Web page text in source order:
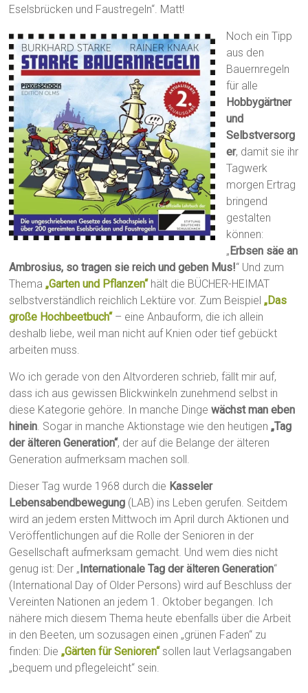
Eselsbrücken und Faustregeln“. Matt!
Noch ein Tipp
aus den
Bauernregeln
für alle
Hobbygärtner
und
Selbstversorg
er, damit sie ihr
Tagwerk
morgen Ertrag
bringend
gestalten
können:
„Erbsen säe an
Ambrosius, so tragen sie reich und geben Mus!“ Und zum
Thema„Garten und Pflanzen“hält die BÜCHER-HEIMAT
selbstverständlich reichlich Lektüre vor. Zum Beispiel„Das
große Hochbeetbuch“– eine Anbauform, die ich allein
deshalb liebe, weil man nicht auf Knien oder tief gebückt
arbeiten muss.
Wo ich gerade von den Altvorderen schrieb, fällt mir auf,
dass ich aus gewissen Blickwinkeln zunehmend selbst in
diese Kategorie gehöre. In manche Dingewächst man eben
hinein. Sogar in manche Aktionstage wie den heutigen„Tag
der älteren Generation“, der auf die Belange der älteren
Generation aufmerksam machen soll.
Dieser Tag wurde 1968 durch die Kasseler
Lebensabendbewegung (LAB) ins Leben gerufen. Seitdem
wird an jedem ersten Mittwoch im April durch Aktionen und
Veröffentlichungen auf die Rolle der Senioren in der
Gesellschaft aufmerksam gemacht. Und wem dies nicht
genug ist: Der „Internationale Tag der älteren Generation“
(International Day of Older Persons) wird auf Beschluss der
Vereinten Nationen an jedem 1. Oktober begangen. Ich
nähere mich diesem Thema heute ebenfalls über die Arbeit
in den Beeten, um sozusagen einen „grünen Faden“ zu
finden: Die„Gärten für Senioren“sollen laut Verlagsangaben
„bequem und pflegeleicht“ sein.